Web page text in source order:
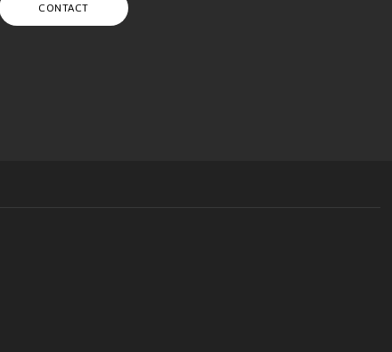
CONTACT